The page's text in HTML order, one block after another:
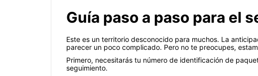
Guía paso a paso para el
Este es un territorio desconocido para muchos. La
parecer un poco complicado. Pero no te preocupes,
Primero, necesitarás tu número de identificación de
seguimiento.